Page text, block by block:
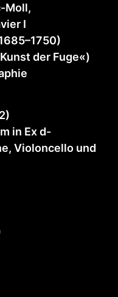
Moll,
I
der Fuge«)
in Ex d-
Violoncello und